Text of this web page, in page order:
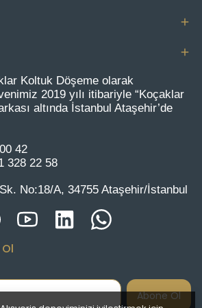
Koltuk Döşeme olarak
2019 yılı itibariyle “Koçaklar
altında İstanbul Ataşehir’de
42
328 22 58
No:18/A, 34755 Ataşehir/İstanbul
Abone Ol